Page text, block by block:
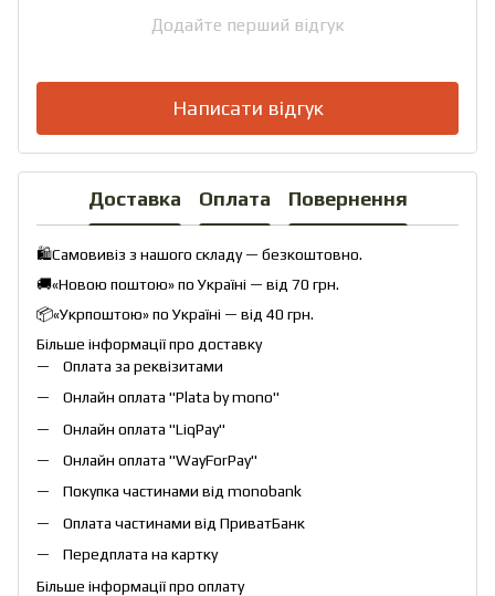
Додайте перший відгук
Написати відгук
Доставка Оплата Повернення
🛍️Самовивіз з нашого складу — безкоштовно.
🚚«Новою поштою» по Україні — від 70 грн.
📦«Укрпоштою» по Україні — від 40 грн.
Більше інформації про доставку
Оплата за реквізитами
Онлайн оплата "Plata by mono"
Онлайн оплата "LiqPay"
Онлайн оплата "WayForPay"
Покупка частинами від monobank
Оплата частинами від ПриватБанк
Передплата на картку
Більше інформації про оплату